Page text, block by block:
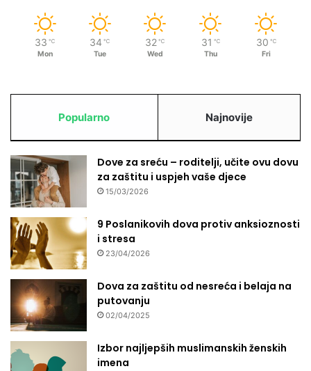
33 ℃
Mon
34 ℃
Tue
32 ℃
Wed
31 ℃
Thu
30 ℃
Fri
Popularno Najnovije
Dove za sreću – roditelji, učite ovu dovu
za zaštitu i uspjeh vaše djece
15/03/2026
9 Poslanikovih dova protiv anksioznosti
i stresa
23/04/2026
Dova za zaštitu od nesreća i belaja na
putovanju
02/04/2025
Izbor najljepših muslimanskih ženskih
imena